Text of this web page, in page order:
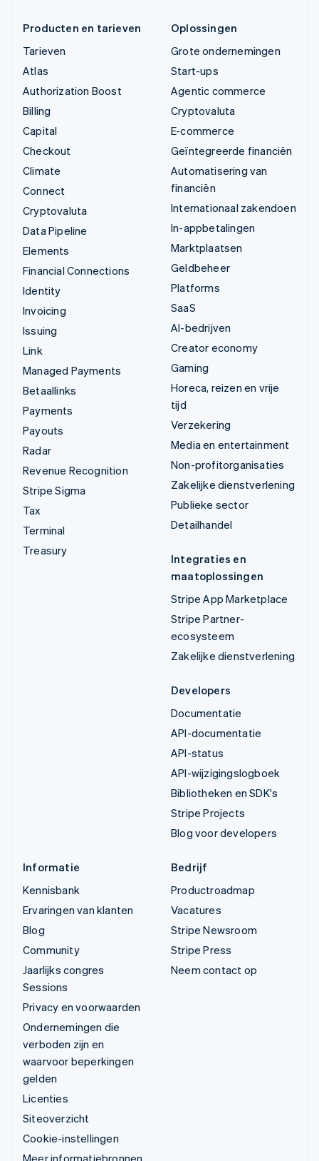
Producten en tarieven
Tarieven
Atlas
Authorization Boost
Billing
Capital
Checkout
Climate
Connect
Cryptovaluta
Data Pipeline
Elements
Financial Connections
Identity
Invoicing
Issuing
Link
Managed Payments
Betaallinks
Payments
Payouts
Radar
Revenue Recognition
Stripe Sigma
Tax
Terminal
Treasury
Oplossingen
Grote ondernemingen
Start-ups
Agentic commerce
Cryptovaluta
E-commerce
Geïntegreerde financiën
Automatisering van
financiën
Internationaal zakendoen
In-appbetalingen
Marktplaatsen
Geldbeheer
Platforms
SaaS
AI-bedrijven
Creator economy
Gaming
Horeca, reizen en vrije
tijd
Verzekering
Media en entertainment
Non-profitorganisaties
Zakelijke dienstverlening
Publieke sector
Detailhandel
Integraties en
maatoplossingen
Stripe App Marketplace
Stripe Partner-
ecosysteem
Zakelijke dienstverlening
Developers
Documentatie
API-documentatie
API-status
API-wijzigingslogboek
Bibliotheken en SDK's
Stripe Projects
Blog voor developers
Informatie
Kennisbank
Ervaringen van klanten
Blog
Community
Jaarlijks congres
Sessions
Privacy en voorwaarden
Ondernemingen die
verboden zijn en
waarvoor beperkingen
gelden
Licenties
Siteoverzicht
Cookie-instellingen
Meer informatiebronnen
Bedrijf
Productroadmap
Vacatures
Stripe Newsroom
Stripe Press
Neem contact op